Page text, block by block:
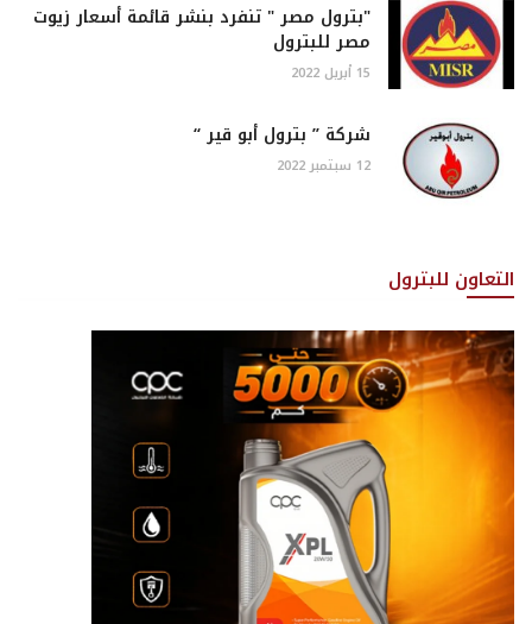
"بترول مصر " تنفرد بنشر قائمة أسعار زيوت
مصر للبترول
15 أبريل 2022
شركة ” بترول أبو قير “
12 سبتمبر 2022
التعاون للبترول